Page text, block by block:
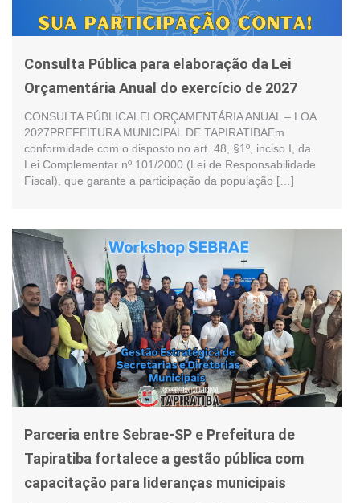
Consulta Pública para elaboração da Lei
Orçamentária Anual do exercício de 2027
CONSULTA PÚBLICALEI ORÇAMENTÁRIA ANUAL – LOA
2027PREFEITURA MUNICIPAL DE TAPIRATIBAEm
conformidade com o disposto no art. 48, §1º, inciso I, da
Lei Complementar nº 101/2000 (Lei de Responsabilidade
Fiscal), que garante a participação da população […]
Parceria entre Sebrae-SP e Prefeitura de
Tapiratiba fortalece a gestão pública com
capacitação para lideranças municipais